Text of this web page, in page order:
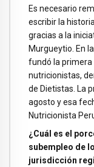
Es necesario
escribir la
gracias a la
Murgueytio. En
fundó la
nutricionistas,
de Dietistas. La
agosto y esa
Nutricionista
¿Cuál es el
subempleo de
jurisdicción